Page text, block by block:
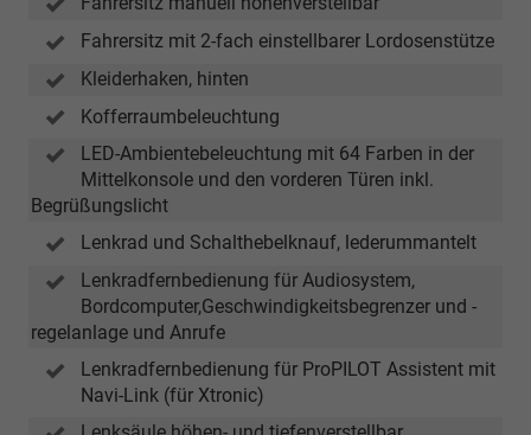
Fahrersitz mit 2-fach einstellbarer Lordosenstütze
Kleiderhaken, hinten
Kofferraumbeleuchtung
LED-Ambientebeleuchtung mit 64 Farben in der
Mittelkonsole und den vorderen Türen inkl.
Begrüßungslicht
Lenkrad und Schalthebelknauf, lederummantelt
Lenkradfernbedienung für Audiosystem,
Bordcomputer,Geschwindigkeitsbegrenzer und -
regelanlage und Anrufe
Lenkradfernbedienung für ProPILOT Assistent mit
Navi-Link (für Xtronic)